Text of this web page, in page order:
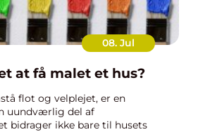
08. Jul
at få malet et hus?
flot og velplejet, er en
uundværlig del af
bidrager ikke bare til husets